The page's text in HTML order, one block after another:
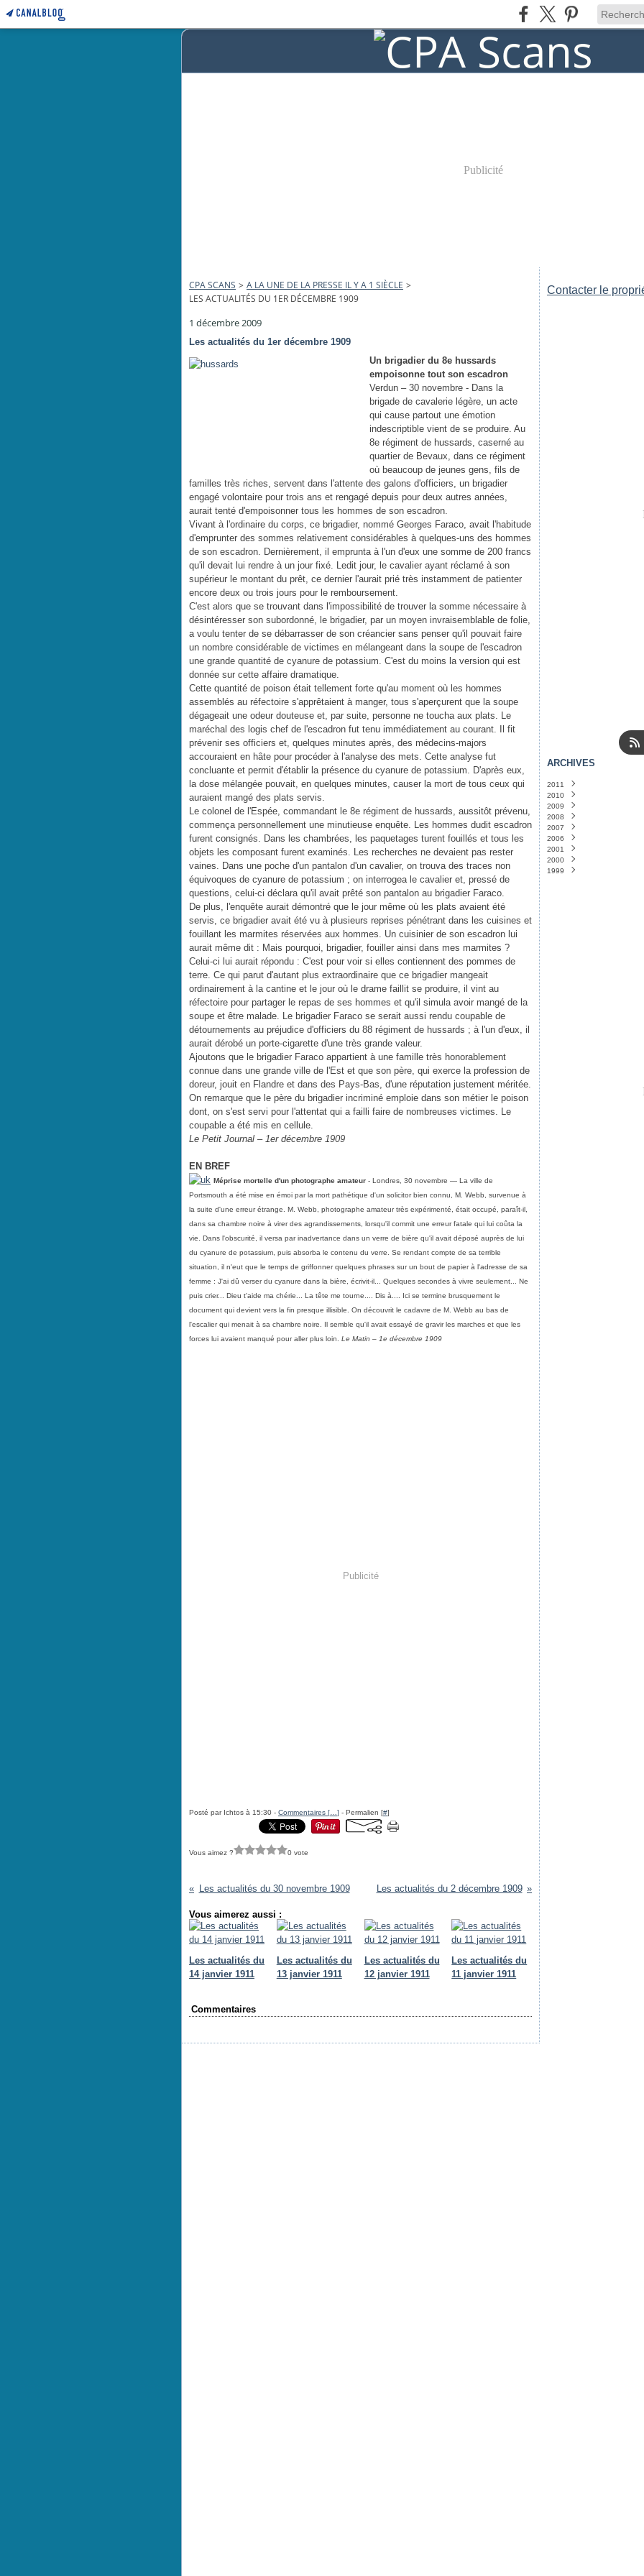
Publicité
CPA SCANS > A LA UNE DE LA PRESSE IL Y A 1 SIÈCLE >
LES ACTUALITÉS DU 1ER DÉCEMBRE 1909
1 décembre 2009
Les actualités du 1er décembre 1909
Un brigadier du 8e hussards
empoisonne tout son escadron
Verdun – 30 novembre - Dans la
brigade de cavalerie légère, un acte
qui cause partout une émotion
indescriptible vient de se produire. Au
8e régiment de hussards, caserné au
quartier de Bevaux, dans ce régiment
où beaucoup de jeunes gens, fils de
familles très riches, servent dans l'attente des galons d'officiers, un brigadier
engagé volontaire pour trois ans et rengagé depuis pour deux autres années,
aurait tenté d'empoisonner tous les hommes de son escadron.
Vivant à l'ordinaire du corps, ce brigadier, nommé Georges Faraco, avait l'habitude
d'emprunter des sommes relativement considérables à quelques-uns des hommes
de son escadron. Dernièrement, il emprunta à l'un d'eux une somme de 200 francs
qu'il devait lui rendre à un jour fixé. Ledit jour, le cavalier ayant réclamé à son
supérieur le montant du prêt, ce dernier l'aurait prié très instamment de patienter
encore deux ou trois jours pour le remboursement.
C'est alors que se trouvant dans l'impossibilité de trouver la somme nécessaire à
désintéresser son subordonné, le brigadier, par un moyen invraisemblable de folie,
a voulu tenter de se débarrasser de son créancier sans penser qu'il pouvait faire
un nombre considérable de victimes en mélangeant dans la soupe de l'escadron
une grande quantité de cyanure de potassium. C'est du moins la version qui est
donnée sur cette affaire dramatique.
Cette quantité de poison était tellement forte qu'au moment où les hommes
assemblés au réfectoire s'apprêtaient à manger, tous s'aperçurent que la soupe
dégageait une odeur douteuse et, par suite, personne ne toucha aux plats. Le
maréchal des logis chef de l'escadron fut tenu immédiatement au courant. Il fit
prévenir ses officiers et, quelques minutes après, des médecins-majors
accouraient en hâte pour procéder à l'analyse des mets. Cette analyse fut
concluante et permit d'établir la présence du cyanure de potassium. D'après eux,
la dose mélangée pouvait, en quelques minutes, causer la mort de tous ceux qui
auraient mangé des plats servis.
Le colonel de l'Espée, commandant le 8e régiment de hussards, aussitôt prévenu,
commença personnellement une minutieuse enquête. Les hommes dudit escadron
furent consignés. Dans les chambrées, les paquetages turent fouillés et tous les
objets les composant furent examinés. Les recherches ne devaient pas rester
vaines. Dans une poche d'un pantalon d'un cavalier, on trouva des traces non
équivoques de cyanure de potassium ; on interrogea le cavalier et, pressé de
questions, celui-ci déclara qu'il avait prêté son pantalon au brigadier Faraco.
De plus, l'enquête aurait démontré que le jour même où les plats avaient été
servis, ce brigadier avait été vu à plusieurs reprises pénétrant dans les cuisines et
fouillant les marmites réservées aux hommes. Un cuisinier de son escadron lui
aurait même dit : Mais pourquoi, brigadier, fouiller ainsi dans mes marmites ?
Celui-ci lui aurait répondu : C'est pour voir si elles contiennent des pommes de
terre. Ce qui parut d'autant plus extraordinaire que ce brigadier mangeait
ordinairement à la cantine et le jour où le drame faillit se produire, il vint au
réfectoire pour partager le repas de ses hommes et qu'il simula avoir mangé de la
soupe et être malade. Le brigadier Faraco se serait aussi rendu coupable de
détournements au préjudice d'officiers du 88 régiment de hussards ; à l'un d'eux, il
aurait dérobé un porte-cigarette d'une très grande valeur.
Ajoutons que le brigadier Faraco appartient à une famille très honorablement
connue dans une grande ville de l'Est et que son père, qui exerce la profession de
doreur, jouit en Flandre et dans des Pays-Bas, d'une réputation justement méritée.
On remarque que le père du brigadier incriminé emploie dans son métier le poison
dont, on s'est servi pour l'attentat qui a failli faire de nombreuses victimes. Le
coupable a été mis en cellule.
Le Petit Journal – 1er décembre 1909
EN BREF
Méprise mortelle d'un photographe amateur - Londres, 30 novembre — La ville de
Portsmouth a été mise en émoi par la mort pathétique d'un solicitor bien connu, M. Webb, survenue à
la suite d'une erreur étrange. M. Webb, photographe amateur très expérimenté, était occupé, paraît-il,
dans sa chambre noire à virer des agrandissements, lorsqu'il commit une erreur fatale qui lui coûta la
vie. Dans l'obscurité, il versa par inadvertance dans un verre de bière qu'il avait déposé auprès de lui
du cyanure de potassium, puis absorba le contenu du verre. Se rendant compte de sa terrible
situation, il n'eut que le temps de griffonner quelques phrases sur un bout de papier à l'adresse de sa
femme : J'ai dû verser du cyanure dans la bière, écrivit-il... Quelques secondes à vivre seulement... Ne
puis crier... Dieu t'aide ma chérie... La tête me tourne.... Dis à.... Ici se termine brusquement le
document qui devient vers la fin presque illisible. On découvrit le cadavre de M. Webb au bas de
l'escalier qui menait à sa chambre noire. Il semble qu'il avait essayé de gravir les marches et que les
forces lui avaient manqué pour aller plus loin. Le Matin – 1e décembre 1909
Publicité
Posté par Ichtos à 15:30 - Commentaires [ ] - Permalien [#]
Vous aimez ? 0 vote
Les actualités du 30 novembre 1909 Les actualités du 2 décembre 1909
Vous aimerez aussi :
Les actualités du
14 janvier 1911
Les actualités du
13 janvier 1911
Les actualités du
12 janvier 1911
Les actualités du
11 janvier 1911
Commentaires
Contacter le
ARCHIVES
2011
Janvier
2010
Décembre
Novembre
Octobre
Septembre
Août
Juillet
Juin
2009
Décembre
Novembre
Octobre
Septembre
Août
Juillet
2008
Décembre
Novembre
Octobre
Septembre
Août
2007
Décembre
Mai(1)
Mars
2006
Avril
2001
Septembre
Janvier
2000
Novembre
1999